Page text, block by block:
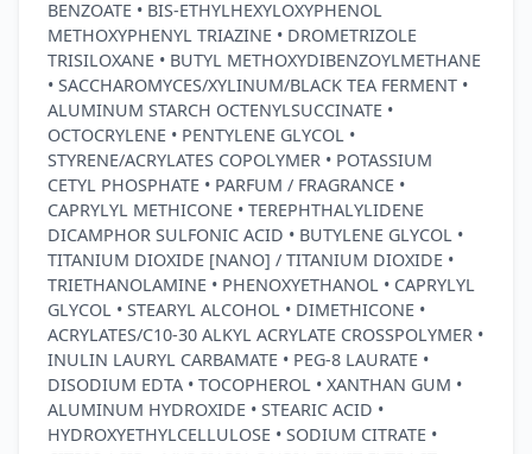
BENZOATE • BIS-ETHYLHEXYLOXYPHENOL
METHOXYPHENYL TRIAZINE • DROMETRIZOLE
TRISILOXANE • BUTYL METHOXYDIBENZOYLMETHANE
• SACCHAROMYCES/XYLINUM/BLACK TEA FERMENT •
ALUMINUM STARCH OCTENYLSUCCINATE •
OCTOCRYLENE • PENTYLENE GLYCOL •
STYRENE/ACRYLATES COPOLYMER • POTASSIUM
CETYL PHOSPHATE • PARFUM / FRAGRANCE •
CAPRYLYL METHICONE • TEREPHTHALYLIDENE
DICAMPHOR SULFONIC ACID • BUTYLENE GLYCOL •
TITANIUM DIOXIDE [NANO] / TITANIUM DIOXIDE •
TRIETHANOLAMINE • PHENOXYETHANOL • CAPRYLYL
GLYCOL • STEARYL ALCOHOL • DIMETHICONE •
ACRYLATES/C10-30 ALKYL ACRYLATE CROSSPOLYMER •
INULIN LAURYL CARBAMATE • PEG-8 LAURATE •
DISODIUM EDTA • TOCOPHEROL • XANTHAN GUM •
ALUMINUM HYDROXIDE • STEARIC ACID •
HYDROXYETHYLCELLULOSE • SODIUM CITRATE •